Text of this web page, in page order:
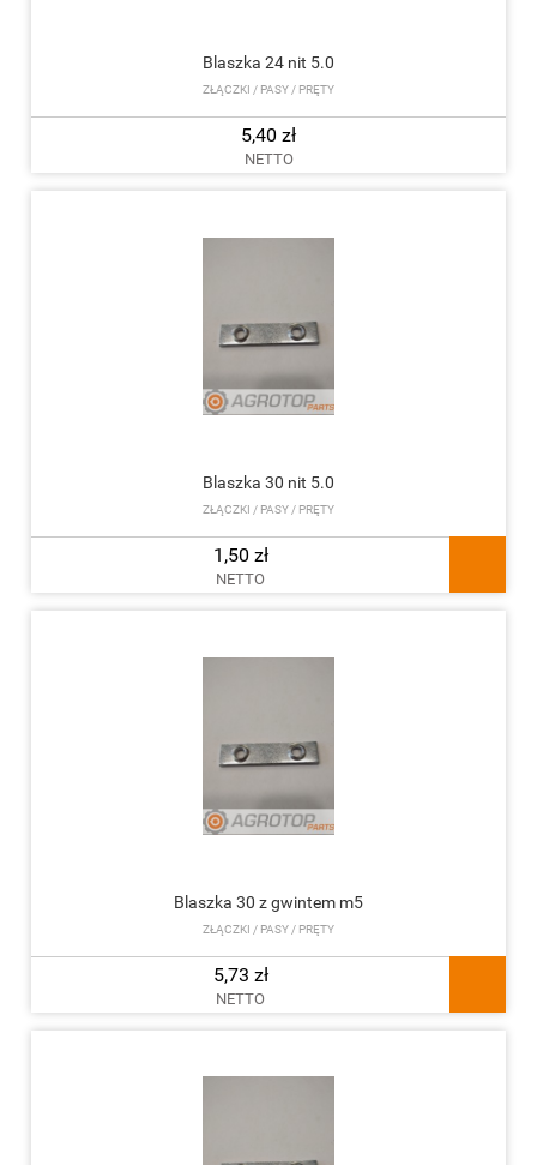
Blaszka 24 nit 5.0
ZŁĄCZKI / PASY / PRĘTY
5,40 zł
NETTO
Blaszka 30 nit 5.0
ZŁĄCZKI / PASY / PRĘTY
1,50 zł
NETTO
Blaszka 30 z gwintem m5
ZŁĄCZKI / PASY / PRĘTY
5,73 zł
NETTO